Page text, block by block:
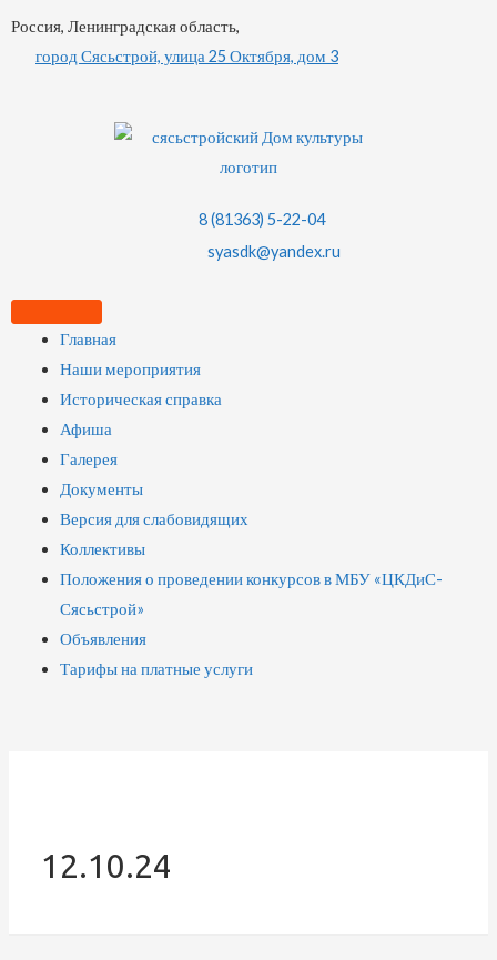
Россия, Ленинградская область,
город Сясьстрой, улица 25 Октября, дом 3
8 (81363) 5-22-04
syasdk@yandex.ru
Главная
Наши мероприятия
Историческая справка
Афиша
Галерея
Документы
Версия для слабовидящих
Коллективы
Положения о проведении конкурсов в МБУ «ЦКДиС-
Сясьстрой»
Объявления
Тарифы на платные услуги
12.10.24